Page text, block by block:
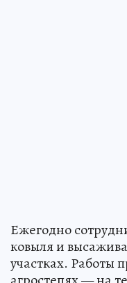
Ежегодно
ковыля и
участках. Работы